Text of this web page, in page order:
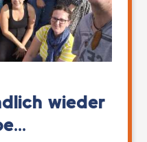
wieder